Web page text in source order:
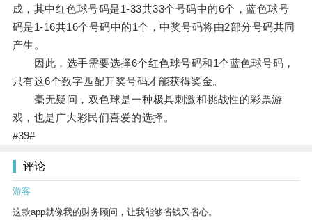
成，其中红色球号码是1-33共33个号码中的6个，蓝色球号
码是1-16共16个号码中的1个，中奖号码将由2部分号码共同
产生。
因此，选手需要选择6个红色球号码和1个蓝色球号码，
只有这6个数字匹配开奖号码才能获得奖金。
毫无疑问，双色球是一种极具刺激和挑战性的彩票游
戏，也是广大彩民们喜爱的选择。
#39#
评论
游客
这款app就像我的财务顾问，让我能够省钱又省心。